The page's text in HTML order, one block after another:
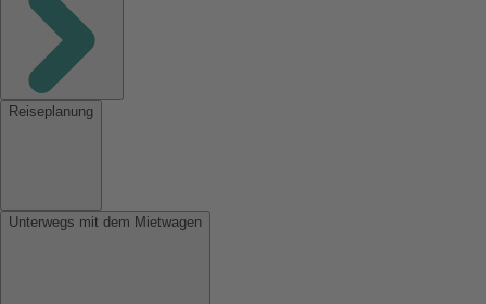
Reiseplanung
Unterwegs mit dem Mietwagen